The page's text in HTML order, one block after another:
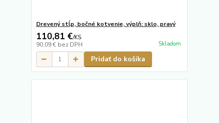
Drevený stĺp, bočné kotvenie, výplň: sklo, pravý
110,81 €/KS
90,09 € bez DPH Skladom
Pridať do košíka